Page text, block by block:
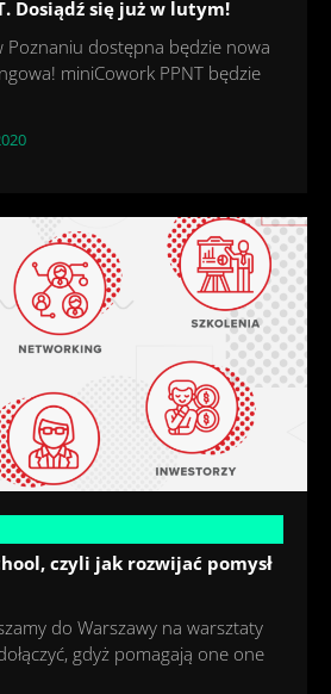
Dosiądź się już w lutym!
Poznaniu dostępna będzie nowa
miniCowork PPNT będzie
czyli jak rozwijać pomysł
do Warszawy na warsztaty
gdyż pomagają one one